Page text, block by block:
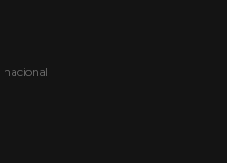
nacional